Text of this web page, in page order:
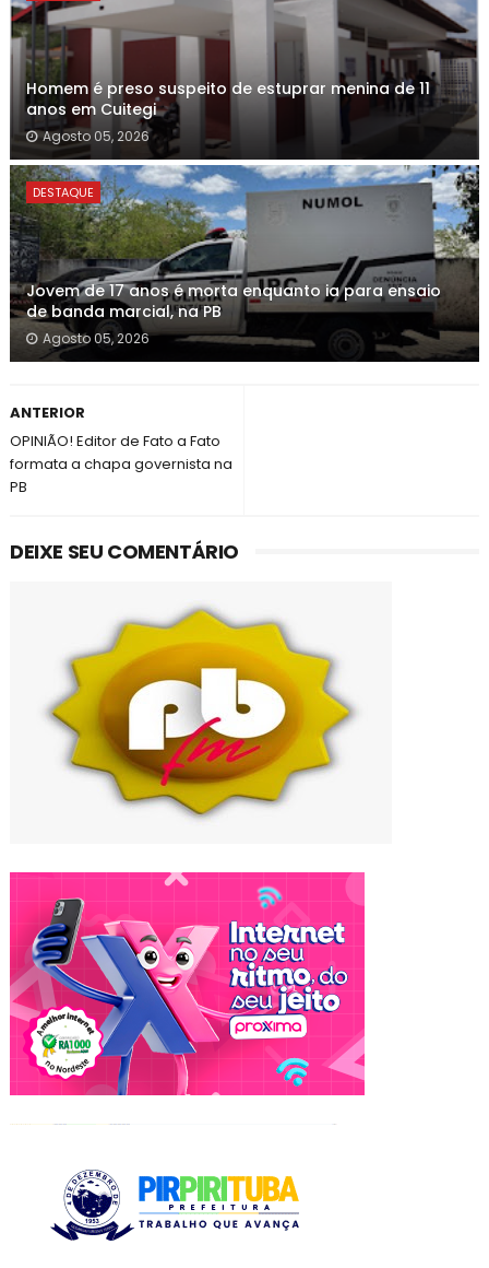
Homem é preso suspeito de estuprar menina de 11
anos em Cuitegi
Agosto 05, 2026
DESTAQUE
Jovem de 17 anos é morta enquanto ia para ensaio
de banda marcial, na PB
Agosto 05, 2026
ANTERIOR
OPINIÃO! Editor de Fato a Fato
formata a chapa governista na
PB
DEIXE SEU COMENTÁRIO